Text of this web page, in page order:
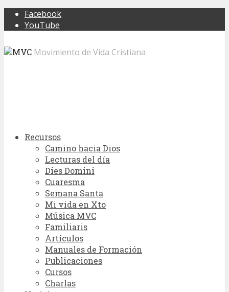
Facebook
YouTube
Movimiento de Vida Cristiana
Recursos
Camino hacia Dios
Lecturas del día
Dies Domini
Cuaresma
Semana Santa
Mi vida en Xto
Música MVC
Familiaris
Artículos
Manuales de Formación
Publicaciones
Cursos
Charlas